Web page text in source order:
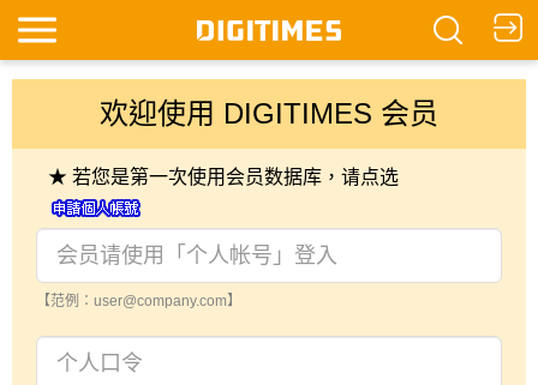
欢迎使用 DIGITIMES 会员
★ 若您是第一次使用会员数据库，请点选
【范例：user@company.com】